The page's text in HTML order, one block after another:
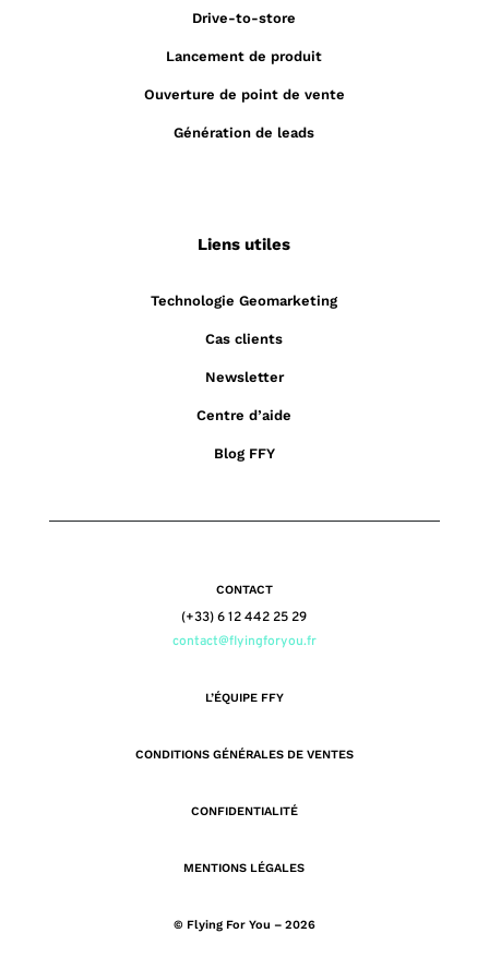
Drive-to-store
Lancement de produit
Ouverture de point de vente
Génération de leads
Liens utiles
Technologie Geomarketing
Cas clients
Newsletter
Centre d’aide
Blog FFY
CONTACT
(+33) 6 12 442 25 29
contact@flyingforyou.fr
L’ÉQUIPE FFY
CONDITIONS GÉNÉRALES DE VENTES
CONFIDENTIALITÉ
MENTIONS LÉGALES
© Flying For You – 2026